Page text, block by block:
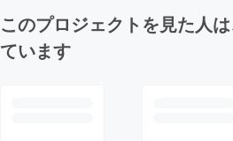
このプロジェクトを見た人
ています